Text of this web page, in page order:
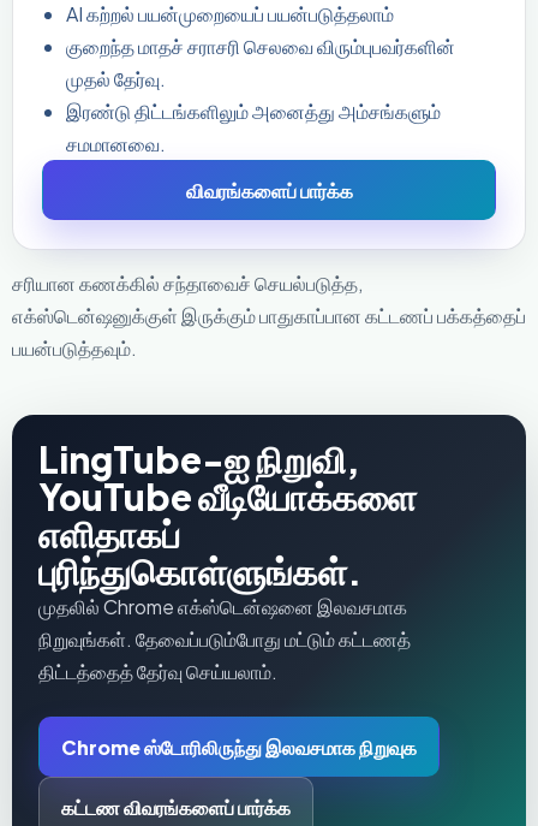
AI கற்றல் பயன்முறையைப் பயன்படுத்தலாம்
குறைந்த மாதச் சராசரி செலவை விரும்புபவர்களின்
முதல் தேர்வு.
இரண்டு திட்டங்களிலும் அனைத்து அம்சங்களும்
சமமானவை.
விவரங்களைப் பார்க்க
சரியான கணக்கில் சந்தாவைச் செயல்படுத்த,
எக்ஸ்டென்ஷனுக்குள் இருக்கும் பாதுகாப்பான கட்டணப் பக்கத்தைப்
பயன்படுத்தவும்.
LingTube-ஐ நிறுவி,
YouTube வீடியோக்களை
எளிதாகப்
புரிந்துகொள்ளுங்கள்.
முதலில் Chrome எக்ஸ்டென்ஷனை இலவசமாக
நிறுவுங்கள். தேவைப்படும்போது மட்டும் கட்டணத்
திட்டத்தைத் தேர்வு செய்யலாம்.
Chrome ஸ்டோரிலிருந்து இலவசமாக நிறுவுக
கட்டண விவரங்களைப் பார்க்க